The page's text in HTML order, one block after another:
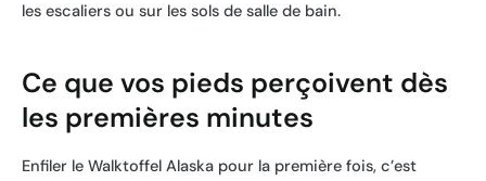
les escaliers ou sur les sols de salle de bain.
Ce que vos pieds perçoivent dès
les premières minutes
Enfiler le Walktoffel Alaska pour la première fois, c’est